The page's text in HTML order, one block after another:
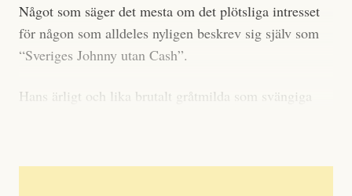
Något som säger det mesta om det plötsliga intresset
för någon som alldeles nyligen beskrev sig själv som
“Sveriges Johnny utan Cash”.
Hans ärligt och lika brutalt gråtmilda som svängiga